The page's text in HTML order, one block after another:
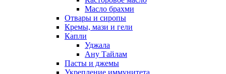
Масло брахми
Отвары и сиропы
Кремы, мази и гели
Капли
Уджала
Ану Тайлам
Пасты и джемы
Укрепление иммунитета